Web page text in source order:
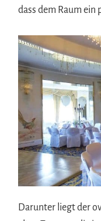
dass dem Raum ein
Darunter liegt der